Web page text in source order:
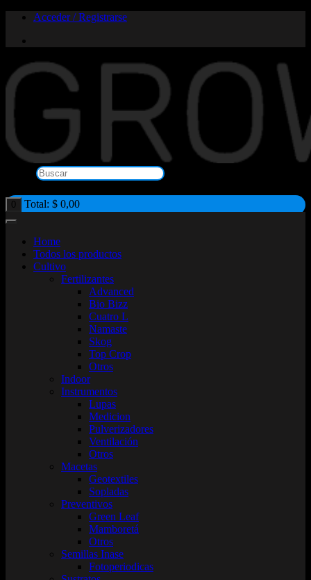
Saltar
contenido
Acceder / Registrarse
0 Total: $ 0,00
Home
Todos los productos
Cultivo
Fertilizantes
Advanced
Bio Bizz
Cuatro L
Namaste
Skog
Top Crop
Otros
Indoor
Instrumentos
Lupas
Medicion
Pulverizadores
Ventilación
Otros
Macetas
Geotextiles
Sopladas
Preventivos
Green Leaf
Mamboretá
Otros
Semillas Inase
Fotoperiodicas